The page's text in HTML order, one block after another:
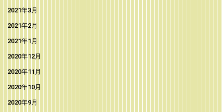
2021年3月
2021年2月
2021年1月
2020年12月
2020年11月
2020年10月
2020年9月